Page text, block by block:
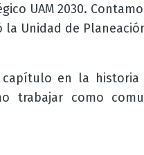
UAM 2030.
Unidad de
capítulo en la
trabajar como